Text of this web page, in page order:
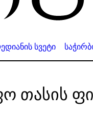
სვეტი
თასის